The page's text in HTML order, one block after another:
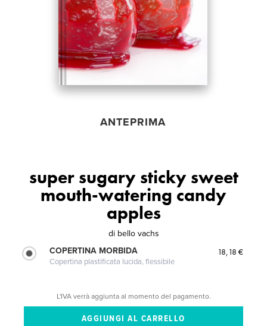
ANTEPRIMA
super sugary sticky sweet
mouth-watering candy
apples
di bello vachs
COPERTINA MORBIDA
Copertina plastificata lucida, flessibile
18,18 €
L'IVA verrà aggiunta al momento del pagamento.